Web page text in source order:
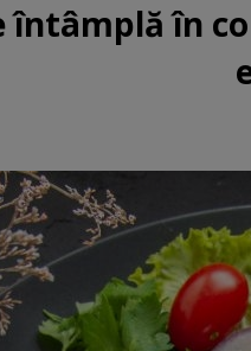
întâmplă în